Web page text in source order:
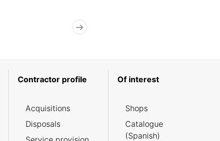
Contractor profile
Acquisitions
Disposals
Of interest
Shops
Catalogue
(Spanish)